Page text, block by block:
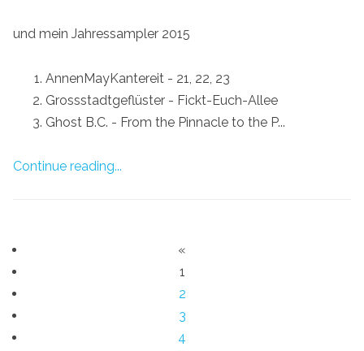
und mein Jahressampler 2015
AnnenMayKantereit - 21, 22, 23
Grossstadtgeflüster - Fickt-Euch-Allee
Ghost B.C. - From the Pinnacle to the P...
Continue reading...
«
1
2
3
4